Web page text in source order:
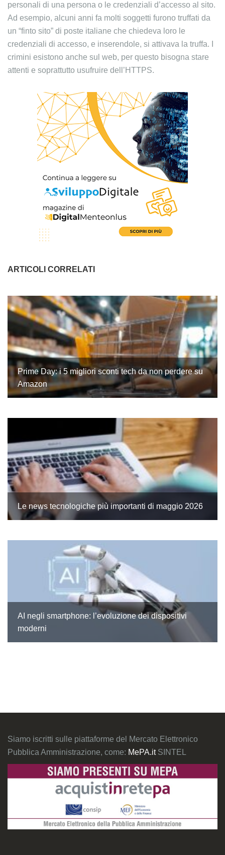
personali di una persona o le credenziali d’accesso al sito.
Ad esempio, alcuni anni fa molti soggetti furono truffati da
un “finto sito” di poste italiane che chiedeva loro le
credenziali di accesso, e inserendole, si attivava la truffa. I
crimini esistono anche sul web, per questo bisogna stare
attenti e soprattutto usufruire dell’HTTPS.
ARTICOLI CORRELATI
Prime Day: i 5 migliori sconti tech da non perdere su
Amazon
Le news tecnologiche più importanti di maggio 2026
AI negli smartphone: l’evoluzione dei dispositivi
moderni
Siamo iscritti sulle piattaforme del Mercato Elettronico
Pubblica Amministrazione, come: MePA.it SINTEL